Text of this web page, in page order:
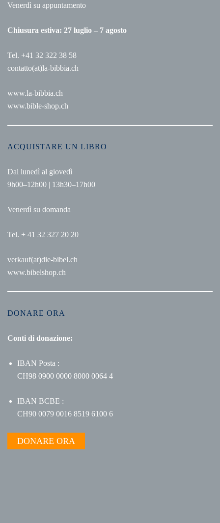
Venerdì su appuntamento
Chiusura estiva: 27 luglio – 7 agosto
Tel. +41 32 322 38 58
contatto(at)la-bibbia.ch
www.la-bibbia.ch
www.bible-shop.ch
ACQUISTARE UN LIBRO
Dal lunedì al giovedì
9h00–12h00 | 13h30–17h00
Venerdì su domanda
Tel. + 41 32 327 20 20
verkauf(at)die-bibel.ch
www.bibelshop.ch
DONARE ORA
Conti di donazione:
IBAN Posta :
CH98 0900 0000 8000 0064 4
IBAN BCBE :
CH90 0079 0016 8519 6100 6
DONARE ORA